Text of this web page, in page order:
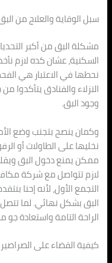
سبل الوقاية والعلاج من
مشكلة البق من أكبر
السكنية، عشان كده لازم
نحطها في الاعتبار هي
النزلاء والفنادق يتأكدوا
وجود البق.
وكمان ينصح بتجنب وضع
نخليها على الطاولات أو
ممكن يمنع دخول البق
لازم تتواصل مع شركة
التجمع الأول، لأنه إحنا
الراحة التامة واستعادة
كيفية القضاء على